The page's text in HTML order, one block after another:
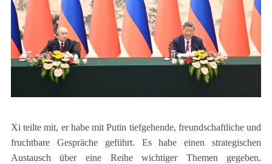
Xi teilte mit, er habe mit Putin tiefgehende, freundschaftliche und
fruchtbare Gespräche geführt. Es habe einen strategischen
Austausch über eine Reihe wichtiger Themen gegeben.